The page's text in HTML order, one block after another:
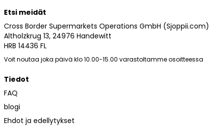
Etsi meidät
Cross Border Supermarkets Operations GmbH (Sjoppii.com)
Altholzkrug 13, 24976 Handewitt
HRB 14436 FL
Voit noutaa joka päivä klo 10.00-15.00 varastoltamme osoitteessa
Tiedot
FAQ
blogi
Ehdot ja edellytykset